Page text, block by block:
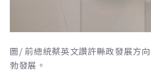
圖/ 前總統蔡英文讚許縣政發展方
勃發展。